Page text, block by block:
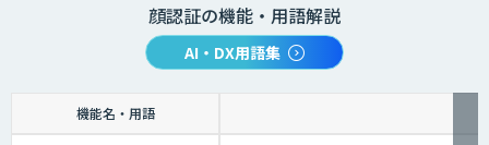
顔認証の機能・用語解説
AI・DX用語集
機能名・用語